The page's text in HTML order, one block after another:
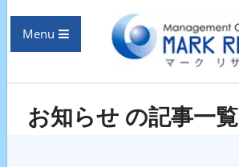
Menu
お知らせ の記事一覧